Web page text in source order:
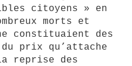
citoyens » en
morts et
constituaient des
prix qu’attache
reprise des